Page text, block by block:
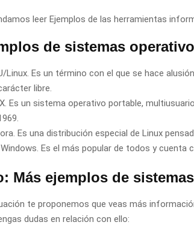
leer Ejemplos de las herramientas
de sistemas
Linux. Es un término con el que se hace
libre.
Es un sistema operativo portable,
Es una distribución especial de Linux
Es el más popular de todos y cuenta
Más ejemplos de
te proponemos que veas más
dudas en relación con ello: